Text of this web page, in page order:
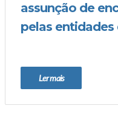
assunção de
pelas entidades
Ler mais